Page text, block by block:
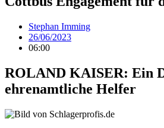
Stephan Imming
26/06/2023
06:00
ROLAND KAISER: Ein
ehrenamtliche Helfer